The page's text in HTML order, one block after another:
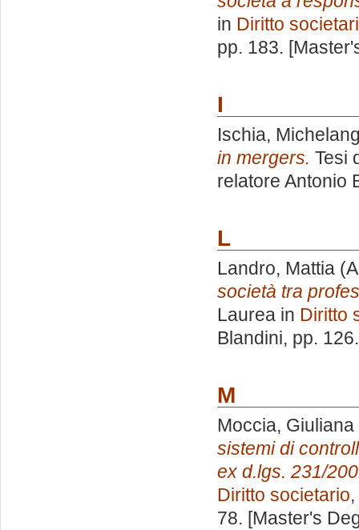
in Diritto
pp. 183.
I
Ischia,
in mergers. Tesi
relatore Antonio
L
Landro, Mattia
società tra
Laurea in Diritto
Blandini, pp.
M
Moccia, Giuliana
sistemi di
ex d.lgs. 231/
Diritto societario
78. [Master's